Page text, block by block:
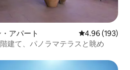
アパート レビュー193
4.96 (193)
建て、パノラマテラスと眺め